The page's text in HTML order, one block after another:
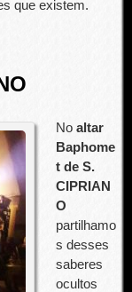
que existem.
No altar
Baphome
t de S.
CIPRIAN
O
partilhamo
s desses
saberes
ocultos